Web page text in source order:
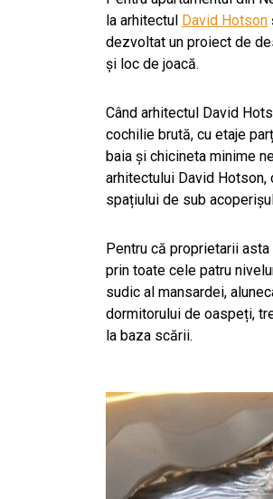
la arhitectul David Hotson
dezvoltat un proiect de
și loc de joacă.
Când arhitectul David
cochilie brută, cu etaje
baia și chicineta minime
arhitectului David
spațiului de sub
Pentru că proprietarii
prin toate cele patru
sudic al mansardei,
dormitorului de oaspeți,
la baza scării.